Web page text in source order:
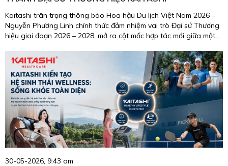
Kaitashi trân trọng thông báo Hoa hậu Du lịch Việt Nam 2026 –
Nguyễn Phương Linh chính thức đảm nhiệm vai trò Đại sứ Thương
hiệu giai đoạn 2026 – 2028, mở ra cột mốc hợp tác mới giữa một
thương hiệu chăm sóc sức khỏe uy tín tại Việt Nam.
30-05-2026, 9:43 am